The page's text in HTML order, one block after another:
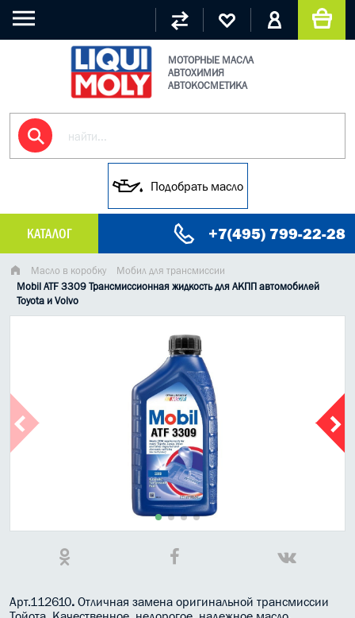
МОТОРНЫЕ МАСЛА
АВТОХИМИЯ
АВТОКОСМЕТИКА
Подобрать масло
КАТАЛОГ +7(495) 799-22-28
МАСЛО МОТОРНОЕ
ГРУЗОВЫЕ МАСЛА
КОНСИСТЕНТНАЯ СМАЗКА
БОЧКИ МАСЛА
АНТИФРИЗЫ СПЕЦЖИДКОСТИ
ПРИСАДКИ АВТОХИМИЯ
Масло в коробку
Мобил для трансмиссии
Mobil ATF 3309 Трансмиссионная жидкость для АКПП автомобилей
Toyota и Volvo
Арт.112610. Отличная замена оригинальной трансмиссии